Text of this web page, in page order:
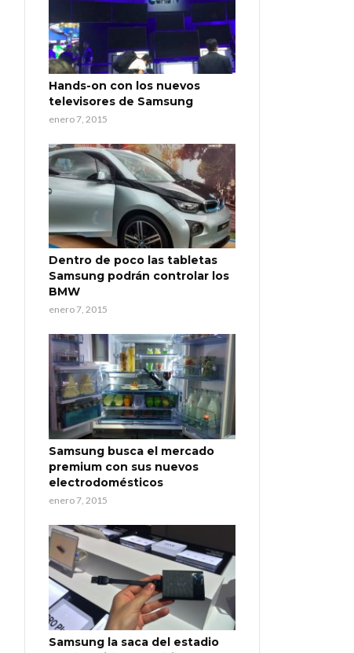
Hands-on con los nuevos
televisores de Samsung
enero 7, 2015
Dentro de poco las tabletas
Samsung podrán controlar los
BMW
enero 7, 2015
Samsung busca el mercado
premium con sus nuevos
electrodomésticos
enero 7, 2015
Samsung la saca del estadio